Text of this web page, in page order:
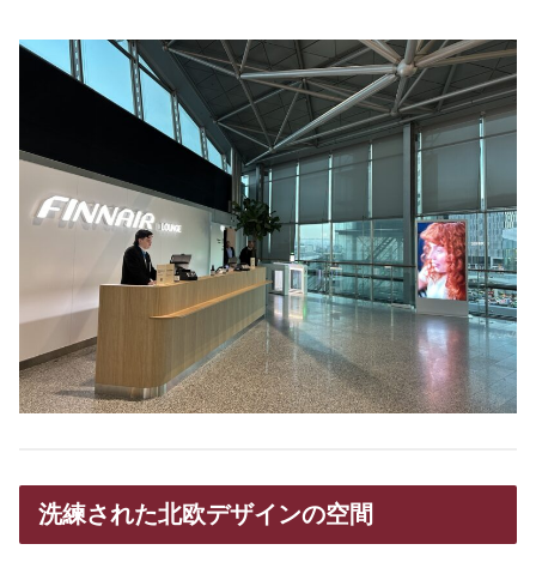
洗練された北欧デザインの空間